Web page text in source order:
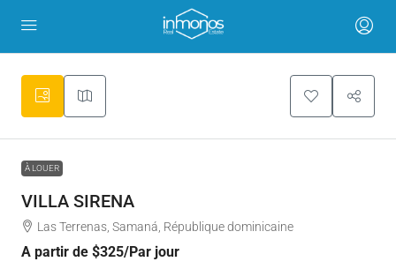
À LOUER
VILLA SIRENA
Las Terrenas, Samaná, République dominicaine
A partir de $325/Par jour